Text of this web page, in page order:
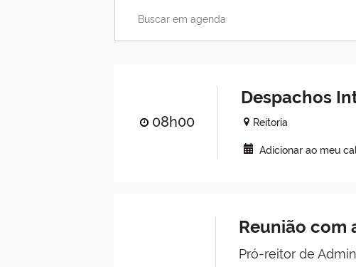
08h00
Despachos
Reitoria
Adicionar ao meu
Reunião com
Pró-reitor de